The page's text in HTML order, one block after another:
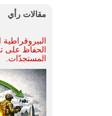
مقالات رأي
الحفاظ على
المستجدّات.